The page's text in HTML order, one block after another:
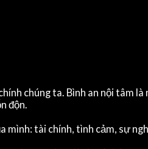
chúng ta. Bình an nội tâm
độn.
mình: tài chính, tình cảm, sự